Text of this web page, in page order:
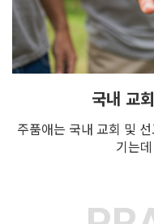
국내 교
주품애는 국내 교회 및
기는